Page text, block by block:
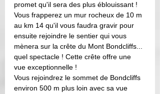
promet qu'il sera des plus éblouissant !
Vous frapperez un mur rocheux de 10 m
au km 14 qu'il vous faudra gravir pour
ensuite rejoindre le sentier qui vous
mènera sur la crête du Mont Bondcliffs...
quel spectacle ! Cette crête offre une
vue exceptionnelle !
Vous rejoindrez le sommet de Bondcliffs
environ 500 m plus loin avec sa vue